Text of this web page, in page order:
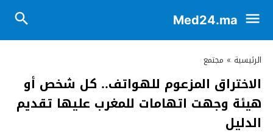
Med24.ma
الرئيسية » مجتمع
الاختراق المزعوم للهواتف.. كل شخص أو
هيئة وجهت اتهامات للمغرب عليها تقديم
الدليل